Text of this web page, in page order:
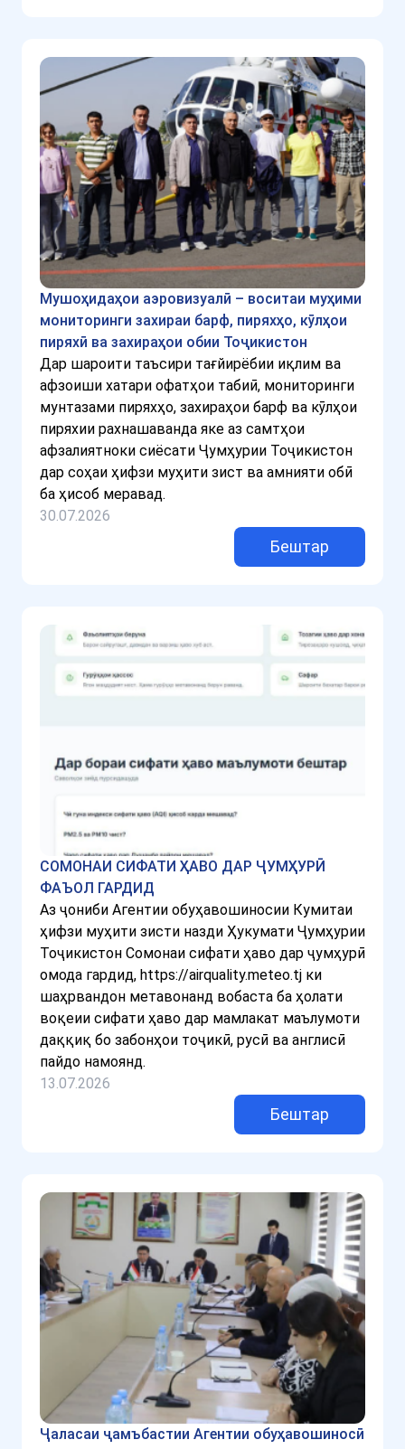
Мушоҳидаҳои аэровизуалӣ – воситаи муҳими
мониторинги захираи барф, пиряхҳо, кӯлҳои
пиряхӣ ва захираҳои обии Тоҷикистон
Дар шароити таъсири тағйирёбии иқлим ва
афзоиши хатари офатҳои табиӣ, мониторинги
мунтазами пиряхҳо, захираҳои барф ва кӯлҳои
пиряхии рахнашаванда яке аз самтҳои
афзалиятноки сиёсати Ҷумҳурии Тоҷикистон
дар соҳаи ҳифзи муҳити зист ва амнияти обӣ
ба ҳисоб меравад.
30.07.2026
Бештар
СОМОНАИ СИФАТИ ҲАВО ДАР ҶУМҲУРӢ
ФАЪОЛ ГАРДИД
Аз ҷониби Агентии обуҳавошиносии Кумитаи
ҳифзи муҳити зисти назди Ҳукумати Ҷумҳурии
Тоҷикистон Сомонаи сифати ҳаво дар ҷумҳурӣ
омода гардид, https://airquality.meteo.tj ки
шаҳрвандон метавонанд вобаста ба ҳолати
воқеии сифати ҳаво дар мамлакат маълумоти
даққиқ бо забонҳои тоҷикӣ, русӣ ва англисӣ
пайдо намоянд.
13.07.2026
Бештар
Ҷаласаи ҷамъбастии Агентии обуҳавошиносӣ